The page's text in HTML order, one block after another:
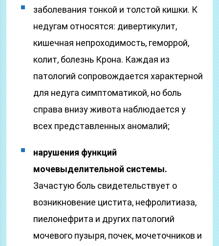
заболевания тонкой и толстой кишки. К
недугам относятся: дивертикулит,
кишечная непроходимость, геморрой,
колит, болезнь Крона. Каждая из
патологий сопровождается характерной
для недуга симптоматикой, но боль
справа внизу живота наблюдается у
всех представленных аномалий;
нарушения функций
мочевыделительной системы.
Зачастую боль свидетельствует о
возникновение цистита, нефролитиаза,
пиелонефрита и других патологий
мочевого пузыря, почек, мочеточников и